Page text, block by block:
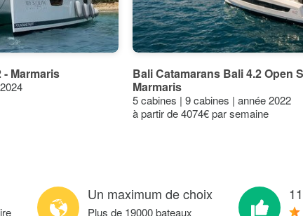
En option
En option
Marmaris
Bali Catamarans Bali 4.2 Open
Marmaris
5 cabines | 9 cabines | année 2022
à partir de 4074€ par semaine
Un maximum de choix
Plus de 19000 bateaux